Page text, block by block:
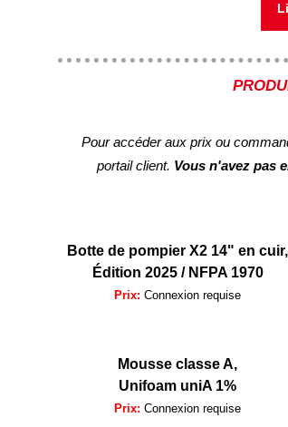
Pour accéder aux prix ou
portail client. Vous n'avez pas
Botte de pompier X2 14" en cuir,
Édition 2025 / NFPA 1970
Prix: Connexion requise
Mousse classe A,
Unifoam uniA 1%
Prix: Connexion requise